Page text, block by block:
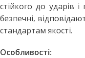
стійкого до ударів
безпечні,
стандартам якості.
Особливості: